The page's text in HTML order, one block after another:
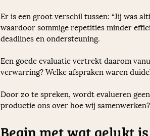
Er is een groot verschil tussen: “Jij was
waardoor sommige repetities minder
deadlines en ondersteuning.
Een goede evaluatie vertrekt daarom
verwarring? Welke afspraken waren
Door zo te spreken, wordt evalueren
productie ons over hoe wij samenwerken?
Begin met wat gelukt is